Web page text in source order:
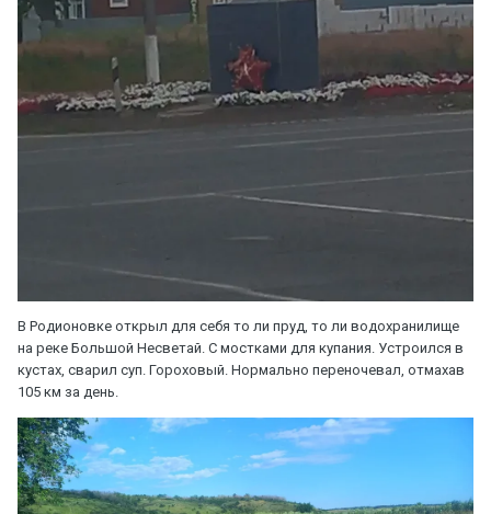
В Родионовке открыл для себя то ли пруд, то ли водохранилище
на реке Большой Несветай. С мостками для купания. Устроился в
кустах, сварил суп. Гороховый. Нормально переночевал, отмахав
105 км за день.